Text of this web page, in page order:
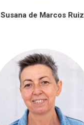
Susana de Marcos Ruiz